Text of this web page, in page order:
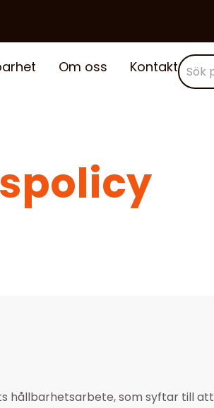
Om oss Kontakt
hållbarhetsarbete, som syftar till att